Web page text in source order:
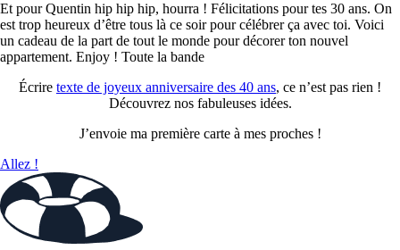
Et pour Quentin hip hip hip, hourra ! Félicitations pour tes 30 ans. On
est trop heureux d’être tous là ce soir pour célébrer ça avec toi. Voici
un cadeau de la part de tout le monde pour décorer ton nouvel
appartement. Enjoy ! Toute la bande
Écrire texte de joyeux anniversaire des 40 ans, ce n’est pas rien !
Découvrez nos fabuleuses idées.
J’envoie ma première carte à mes proches !
Allez !